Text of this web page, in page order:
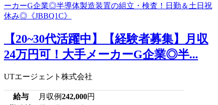
【20~30代活躍中】【経験者募集】月収
24万円可！大手メーカーG企業◎半...
UTエージェント株式会社
給与 月収例242,000円